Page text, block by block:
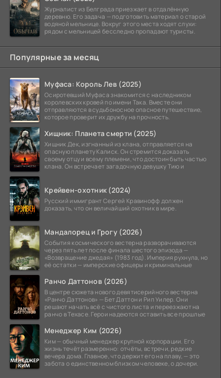
Журналист из Белграда приезжает в отдалённую
деревню. Его задача — подготовить материал о старой
водяной мельнице. Вокруг этого места ходят слухи:
рядом с мельницей бесследно пропадают туристы.
Популярные за месяц
Муфаса: Король Лев (2025)
Осиротевший Муфаса знакомится с наследником
королевских кровей по имени Така. Вместе они
отправляются в судьбоносное опасное путешествие,
которое проверит их дружбу на прочность.
Хищник: Планета смерти (2025)
Хищник Дек, изгнанный из клана, отправляется на
опасную планету Калиск. Он стремится доказать
своему отцу и всему племени, что достоин быть частью
клана. Он встречает загадочную девушку Тию и
Крейвен-охотник (2024)
Русский иммигрант Сергей Кравинофф должен
доказать, что он величайший охотник в мире.
Мандалорец и Грогу (2026)
События космического вестерна разворачиваются
через пять лет после финала шестого эпизода —
«Возвращение джедая» (1983 год). Империя рухнула, но
её остатки — имперские офицеры и криминальные
Ранчо Даттонов (2026)
В центре сюжета нового девятисерийного вестерна
«Ранчо Даттонов» — Бет Даттон и Рип Уилер. Они
решают начать всё с чистого листа и переезжают на
ранчо в Техасе. Герои надеются оставить все прошлые
Менеджер Ким (2026)
Ким — обычный менеджер крупной корпорации. Его
жизнь течёт размеренно: отчёты, встречи, редкие
вечера дома. Главное, что держит его на плаву, — это
забота о единственном близком человеке, о дочери.